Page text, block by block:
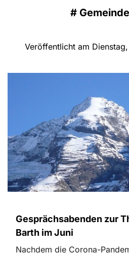
#
Veröffentlicht am
Gesprächsabenden zur
Barth im Juni
Nachdem die Corona-